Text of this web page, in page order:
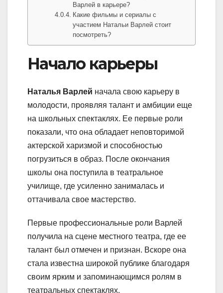
Варлей в карьере?
Какие фильмы и сериалы с
участием Натальи Варлей стоит
посмотреть?
Начало карьеры
Наталья Варлей начала свою карьеру в
молодости, проявляя талант и амбиции еще
на школьных спектаклях. Ее первые роли
показали, что она обладает неповторимой
актерской харизмой и способностью
погрузиться в образ. После окончания
школы она поступила в театральное
училище, где усиленно занималась и
оттачивала свое мастерство.
Первые профессиональные роли Варлей
получила на сцене местного театра, где ее
талант был отмечен и признан. Вскоре она
стала известна широкой публике благодаря
своим ярким и запоминающимся ролям в
театральных спектаклях.